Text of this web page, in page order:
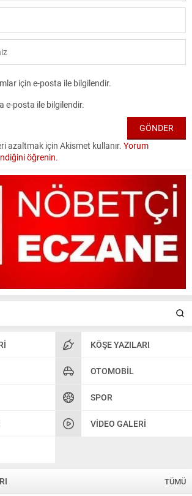
KÖŞE YAZILARI
OTOMOBIL
SPOR
VIDEO GALERI
TÜMÜ
için e-posta ile bilgilendir.
e-posta ile bilgilendir.
azaltmak için Akismet kullanır. Yorum
öğrenin.